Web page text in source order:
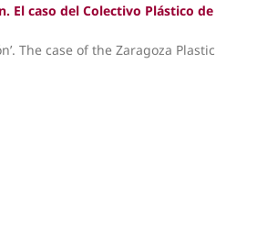
El caso del Colectivo Plástico de
The case of the Zaragoza Plastic